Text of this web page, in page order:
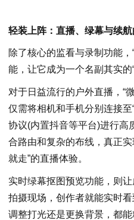
轻装上阵：直播、绿幕与续
除了核心的监看与录制功能
能，让它成为一个名副其实的“
对于日益流行的户外直播，“
仅需将相机和手机分别连接
协议(内置抖音等平台)进行高
合路由和复杂的布线，真正
就走”的直播体验。
实时绿幕抠图预览功能，则
拍摄现场，创作者就能实时
调整打光还是更换背景，都